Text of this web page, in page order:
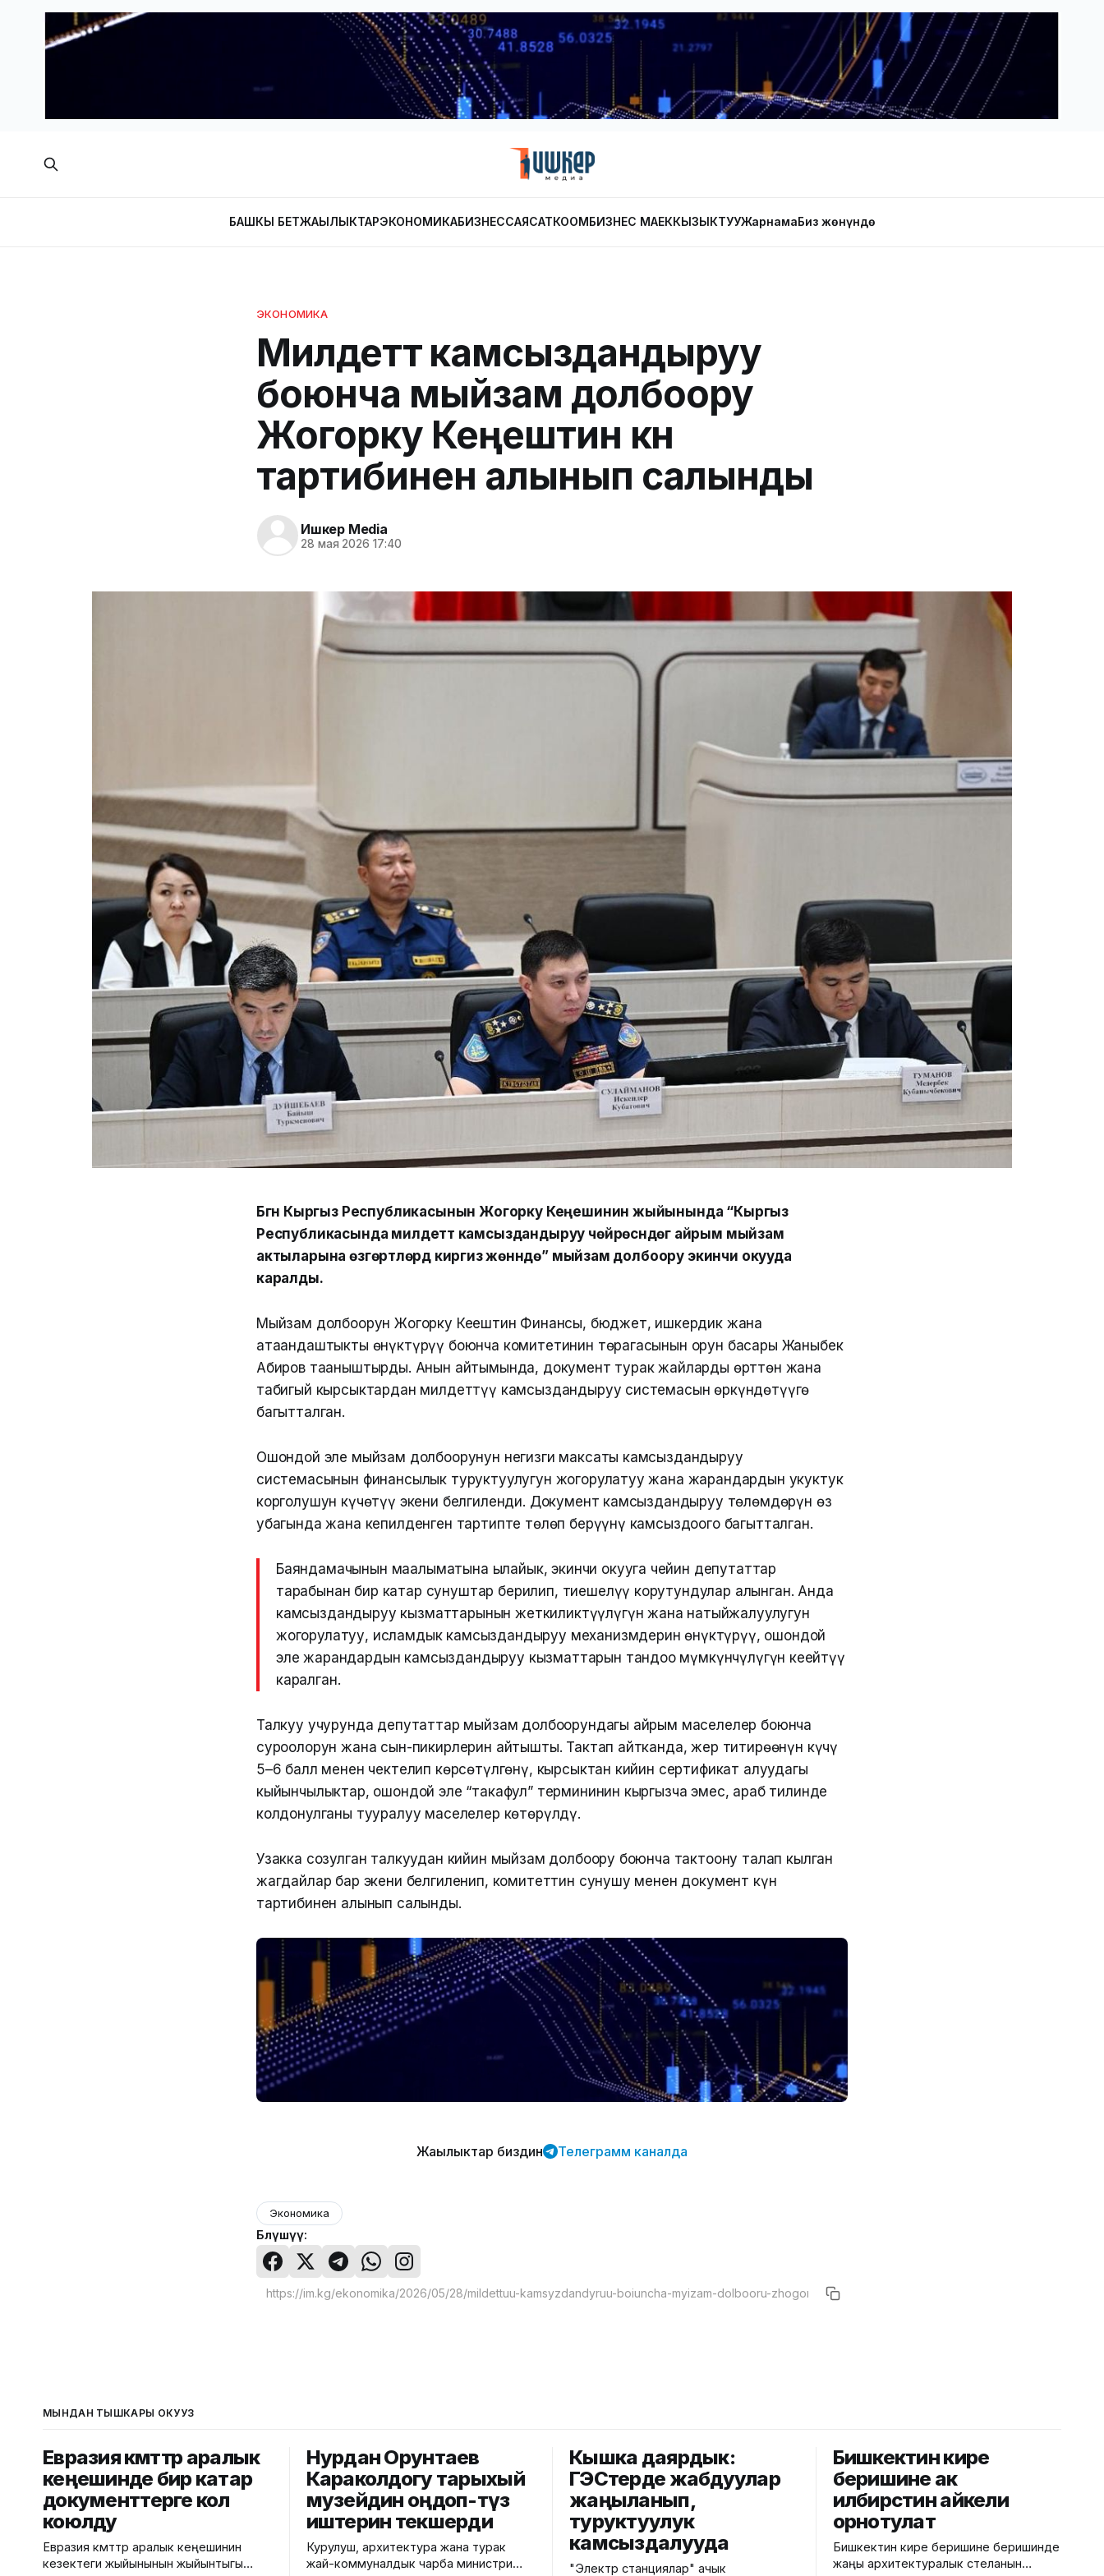
БАШКЫ БЕТЖАҢЫЛЫКТАРЭКОНОМИКАБИЗНЕССАЯСАТКООМБИЗНЕС МАЕККЫЗЫКТУУЖарнамаБиз жөнүндө
ЭКОНОМИКА
Милдеттүү камсыздандыруу
боюнча мыйзам долбоору
Жогорку Кеңештин күн
тартибинен алынып салынды
Ишкер Media
28 мая 2026 17:40
Бүгүн Кыргыз Республикасынын Жогорку Кеңешинин жыйынында “Кыргыз
Республикасында милдеттүү камсыздандыруу чөйрөсүндөгү айрым мыйзам
актыларына өзгөртүүлөрдү киргизүү жөнүндө” мыйзам долбоору экинчи окууда
каралды.
Мыйзам долбоорун Жогорку Кеңештин Финансы, бюджет, ишкердик жана
атаандаштыкты өнүктүрүү боюнча комитетинин төрагасынын орун басары Жаныбек
Абиров тааныштырды. Анын айтымында, документ турак жайларды өрттөн жана
табигый кырсыктардан милдеттүү камсыздандыруу системасын өркүндөтүүгө
багытталган.
Ошондой эле мыйзам долбоорунун негизги максаты камсыздандыруу
системасынын финансылык туруктуулугун жогорулатуу жана жарандардын укуктук
корголушун күчөтүү экени белгиленди. Документ камсыздандыруу төлөмдөрүн өз
убагында жана кепилденген тартипте төлөп берүүнү камсыздоого багытталган.
Баяндамачынын маалыматына ылайык, экинчи окууга чейин депутаттар
тарабынан бир катар сунуштар берилип, тиешелүү корутундулар алынган. Анда
камсыздандыруу кызматтарынын жеткиликтүүлүгүн жана натыйжалуулугун
жогорулатуу, исламдык камсыздандыруу механизмдерин өнүктүрүү, ошондой
эле жарандардын камсыздандыруу кызматтарын тандоо мүмкүнчүлүгүн кеңейтүү
каралган.
Талкуу учурунда депутаттар мыйзам долбоорундагы айрым маселелер боюнча
суроолорун жана сын-пикирлерин айтышты. Тактап айтканда, жер титирөөнүн күчү
5–6 балл менен чектелип көрсөтүлгөнү, кырсыктан кийин сертификат алуудагы
кыйынчылыктар, ошондой эле “такафул” термининин кыргызча эмес, араб тилинде
колдонулганы тууралуу маселелер көтөрүлдү.
Узакка созулган талкуудан кийин мыйзам долбоору боюнча тактоону талап кылган
жагдайлар бар экени белгиленип, комитеттин сунушу менен документ күн
тартибинен алынып салынды.
Жаңылыктар биздин Телеграмм каналда
Экономика
Бөлүшүү:
МЫНДАН ТЫШКАРЫ ОКУҢУЗ
Евразия өкмөттөр аралык
кеңешинде бир катар
документтерге кол
коюлду
Евразия өкмөттөр аралык кеңешинин
кезектеги жыйынынын жыйынтыгы
Нурдан Орунтаев
Караколдогу тарыхый
музейдин оңдоп-түзөө
иштерин текшерди
Курулуш, архитектура жана турак
жай-коммуналдык чарба министри
Кышка даярдык:
ГЭСтерде жабдуулар
жаңыланып,
туруктуулук
камсыздалууда
"Электр станциялар" ачык
Бишкектин кире
беришине ак
илбирстин айкели
орнотулат
Бишкектин кире беришине беришинде
жаңы архитектуралык стеланын